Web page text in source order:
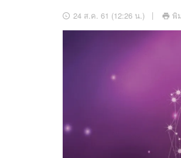
ดาวน์โหลดสนุกแอปฟรี
24 ส.ค. 61 (12:26 น.) พิ